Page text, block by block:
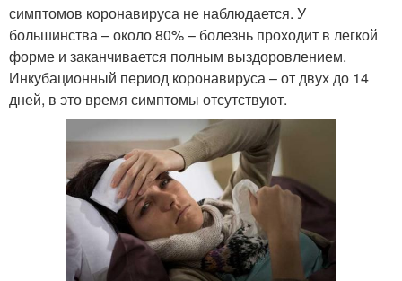
симптомов коронавируса не наблюдается. У
большинства – около 80% – болезнь проходит в легкой
форме и заканчивается полным выздоровлением.
Инкубационный период коронавируса – от двух до 14
дней, в это время симптомы отсутствуют.